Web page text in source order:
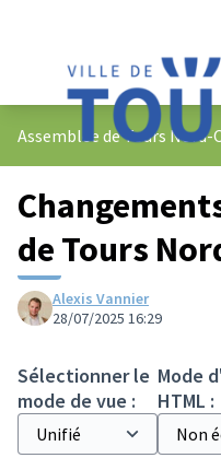
Assemblée de Tours Nord-
de Tours
Alexis Vannier
28/07/2025 16:29
Sélectionner le
mode de vue :
Mode
HTML :